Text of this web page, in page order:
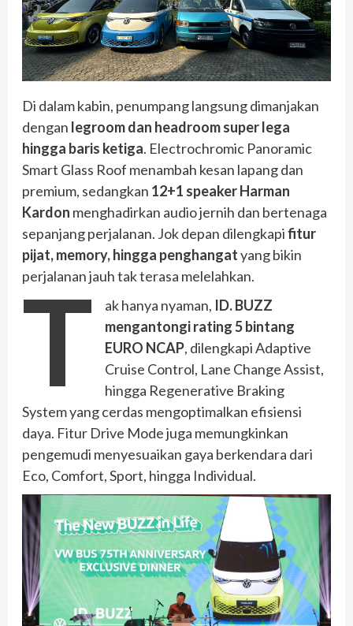
Di dalam kabin, penumpang langsung dimanjakan
dengan legroom dan headroom super lega
hingga baris ketiga. Electrochromic Panoramic
Smart Glass Roof menambah kesan lapang dan
premium, sedangkan 12+1 speaker Harman
Kardon menghadirkan audio jernih dan bertenaga
sepanjang perjalanan. Jok depan dilengkapifitur
pijat, memory, hingga penghangatyang bikin
perjalanan jauh tak terasa melelahkan.
T ak hanya nyaman, ID. BUZZ
mengantongi rating 5 bintang
EURO NCAP, dilengkapi Adaptive
Cruise Control, Lane Change Assist,
hingga Regenerative Braking
System yang cerdas mengoptimalkan efisiensi
daya. Fitur Drive Mode juga memungkinkan
pengemudi menyesuaikan gaya berkendara dari
Eco, Comfort, Sport, hingga Individual.